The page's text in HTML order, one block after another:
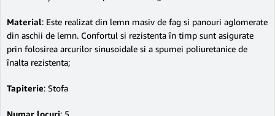
Material: Este realizat din lemn masiv de fag si panouri aglomerate
din aschii de lemn. Confortul si rezistenta în timp sunt asigurate
prin folosirea arcurilor sinusoidale si a spumei poliuretanice de
înalta rezistenta;
Tapiterie: Stofa
Numar locuri: 5